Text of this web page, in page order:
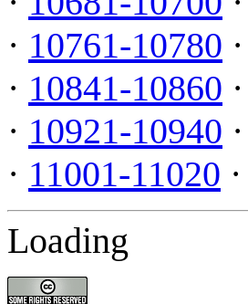
· 10761-10780 ·
· 10841-10860 ·
· 10921-10940 ·
· 11001-11020 ·
Loading